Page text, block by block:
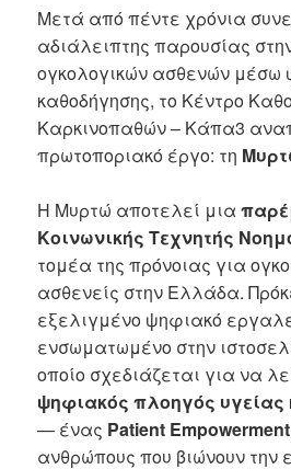
Μετά από πέντε χρόνια
αδιάλειπτης παρουσίας
ογκολογικών ασθενών μέσω
καθοδήγησης, το Κέντρο
Καρκινοπαθών – Κάπα3
πρωτοποριακό έργο: τη
Η Μυρτώ αποτελεί μια
Κοινωνικής Τεχνητής
τομέα της πρόνοιας για
ασθενείς στην Ελλάδα.
εξελιγμένο ψηφιακό
ενσωματωμένο στην
οποίο σχεδιάζεται για να
ψηφιακός πλοηγός υγείας
— ένας Patient
ανθρώπους που βιώνουν την